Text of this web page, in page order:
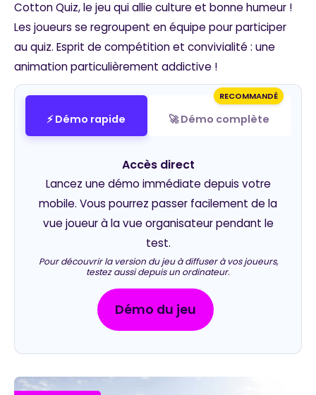
Cotton Quiz, le jeu qui allie culture et bonne humeur !
Les joueurs se regroupent en équipe pour participer
au quiz. Esprit de compétition et convivialité : une
animation particulièrement addictive !
⚡ Démo rapide
RECOMMANDÉ
🚀 Démo complète
Accès direct
Lancez une démo immédiate depuis votre
mobile. Vous pourrez passer facilement de la
vue joueur à la vue organisateur pendant le
test.
Pour découvrir la version du jeu à diffuser à vos joueurs,
testez aussi depuis un ordinateur.
Démo du jeu